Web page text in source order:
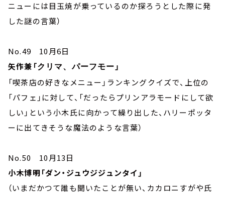
ニューには目玉焼が乗っているのか探ろうとした際に発
した謎の言葉）
No.49 10月6日
矢作兼「クリマ、パーフモー 」
「喫茶店の好きなメニュー」ランキングクイズで、上位の
「パフェ」に対して、「だったらプリンアラモードにして欲
しい」という小木氏に向かって繰り出した、ハリーポッタ
ーに出てきそうな魔法のような言葉）
No.50 10月13日
小木博明「ダン・ジュウジジュンタイ」
（いまだかつて誰も聞いたことが無い、カカロニすがや氏